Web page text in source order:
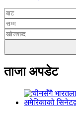
ताजा अपडेट